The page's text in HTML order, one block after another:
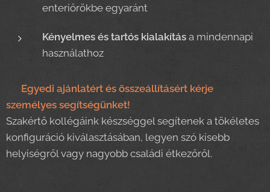
enteriőrökbe egyaránt
Kényelmes és tartós kialakítás a mindennapi
használathoz
Egyedi ajánlatért és összeállításért kérje
személyes segítségünket!
Szakértő kollégáink készséggel segítenek a tökéletes
konfiguráció kiválasztásában, legyen szó kisebb
helyiségről vagy nagyobb családi étkezőről.